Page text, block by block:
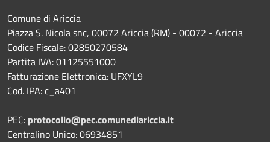
Comune di Ariccia
Piazza S. Nicola snc, 00072 Ariccia (RM) - 00072 - Ariccia
Codice Fiscale: 02850270584
Partita IVA: 01125551000
Fatturazione Elettronica: UFXYL9
Cod. IPA: c_a401
PEC: protocollo@pec.comunediariccia.it
Centralino Unico: 06934851